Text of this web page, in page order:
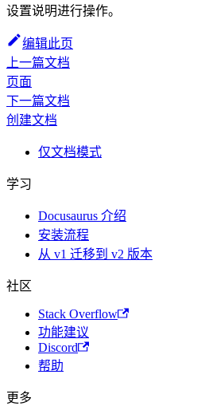
设置说明进行操作。
编辑此页
上一篇文档
页面
下一篇文档
创建文档
仅文档模式
学习
Docusaurus 介绍
安装流程
从 v1 迁移到 v2 版本
社区
Stack Overflow
功能建议
Discord
帮助
更多